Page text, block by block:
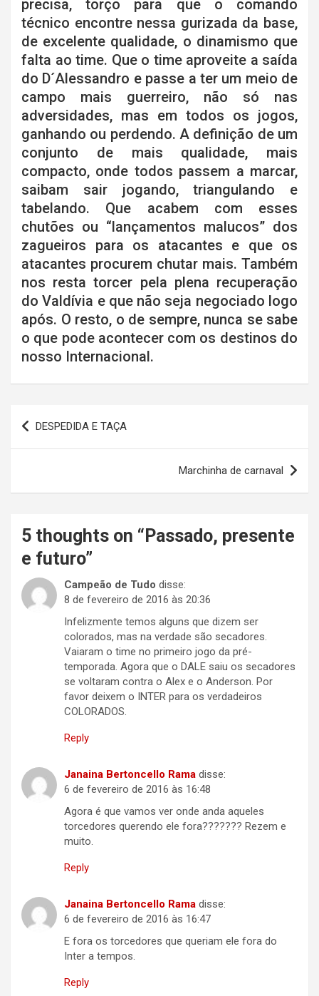
precisa, torço para que o comando
técnico encontre nessa gurizada da base,
de excelente qualidade, o dinamismo que
falta ao time. Que o time aproveite a saída
do D´Alessandro e passe a ter um meio de
campo mais guerreiro, não só nas
adversidades, mas em todos os jogos,
ganhando ou perdendo. A definição de um
conjunto de mais qualidade, mais
compacto, onde todos passem a marcar,
saibam sair jogando, triangulando e
tabelando. Que acabem com esses
chutões ou “lançamentos malucos” dos
zagueiros para os atacantes e que os
atacantes procurem chutar mais. Também
nos resta torcer pela plena recuperação
do Valdívia e que não seja negociado logo
após. O resto, o de sempre, nunca se sabe
o que pode acontecer com os destinos do
nosso Internacional.
Navegação
de
DESPEDIDA E TAÇA
Marchinha de carnaval
5 thoughts on “ Passado, presente
e futuro”
Campeão de Tudo disse:
8 de fevereiro de 2016 às 20:36
Infelizmente temos alguns que dizem ser
colorados, mas na verdade são secadores.
Vaiaram o time no primeiro jogo da pré-
temporada. Agora que o DALE saiu os secadores
se voltaram contra o Alex e o Anderson. Por
favor deixem o INTER para os verdadeiros
COLORADOS.
Reply
Janaina Bertoncello Rama disse:
6 de fevereiro de 2016 às 16:48
Agora é que vamos ver onde anda aqueles
torcedores querendo ele fora??????? Rezem e
muito.
Reply
Janaina Bertoncello Rama disse:
6 de fevereiro de 2016 às 16:47
E fora os torcedores que queriam ele fora do
Inter a tempos.
Reply